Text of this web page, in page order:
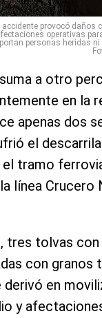
accidente provocó daños
operativas
personas heridas
a otro
en la
apenas dos
el
el tramo
línea Crucero
tres tolvas
con granos
en
y